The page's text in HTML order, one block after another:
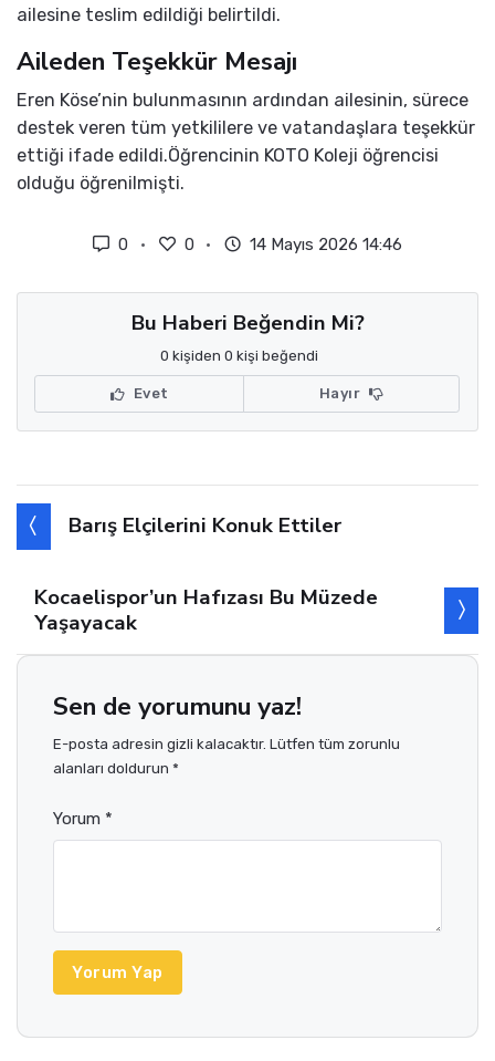
ailesine teslim edildiği belirtildi.
Aileden Teşekkür Mesajı
Eren Köse’nin bulunmasının ardından ailesinin, sürece
destek veren tüm yetkililere ve vatandaşlara teşekkür
ettiği ifade edildi.Öğrencinin KOTO Koleji öğrencisi
olduğu öğrenilmişti.
0 0 14 Mayıs 2026 14:46
Bu Haberi Beğendin Mi?
0 kişiden 0 kişi beğendi
Evet Hayır
Barış Elçilerini Konuk Ettiler
Kocaelispor’un Hafızası Bu Müzede
Yaşayacak
Sen de yorumunu yaz!
E-posta adresin gizli kalacaktır. Lütfen tüm zorunlu
alanları doldurun *
Yorum *
Yorum Yap